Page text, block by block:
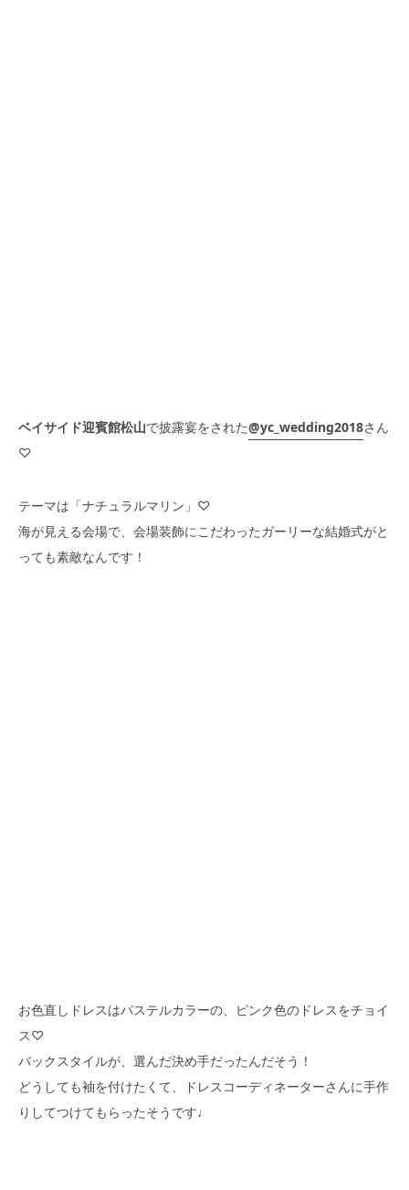
ベイサイド迎賓館松山で披露宴をされた@yc_wedding2018さん
♡
テーマは「ナチュラルマリン」♡
海が見える会場で、会場装飾にこだわったガーリーな結婚式がと
っても素敵なんです！
お色直しドレスはパステルカラーの、ピンク色のドレスをチョイ
ス♡
バックスタイルが、選んだ決め手だったんだそう！
どうしても袖を付けたくて、ドレスコーディネーターさんに手作
りしてつけてもらったそうです♩